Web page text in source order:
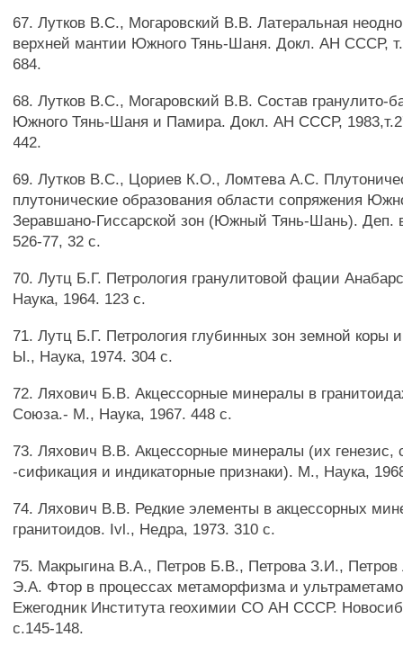
67. Лутков B.C., Могаровский В.В. Латеральная
верхней мантии Южного Тянь-Шаня. Докл. АН СССР,
684.
68. Лутков B.C., Могаровский В.В. Состав гранулито-
Южного Тянь-Шаня и Памира. Докл. АН СССР,
442.
69. Лутков B.C., Цориев К.О., Ломтева А.С.
плутонические образования области сопряжения
Зеравшано-Гиссарской зон (Южный Тянь-Шань).
526-77, 32 с.
70. Лутц Б.Г. Петрология гранулитовой фации
Наука, 1964. 123 с.
71. Лутц Б.Г. Петрология глубинных зон земной коры
Ы., Наука, 1974. 304 с.
72. Ляхович Б.В. Акцессорные минералы в
Союза.- М., Наука, 1967. 448 с.
73. Ляхович В.В. Акцессорные минералы (их генезис,
-сификация и индикаторные признаки). М., Наука,
74. Ляхович В.В. Редкие элементы в акцессорных
гранитоидов. Ivl., Недра, 1973. 310 с.
75. Макрыгина В.А., Петров Б.В., Петрова З.И., Петров
Э.А. Фтор в процессах метаморфизма и
Ежегодник Института геохимии СО АН СССР.
с.145-148.